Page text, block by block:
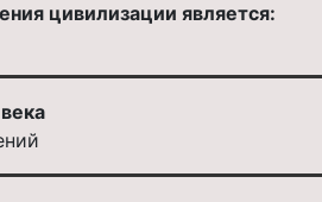
цивилизации является: